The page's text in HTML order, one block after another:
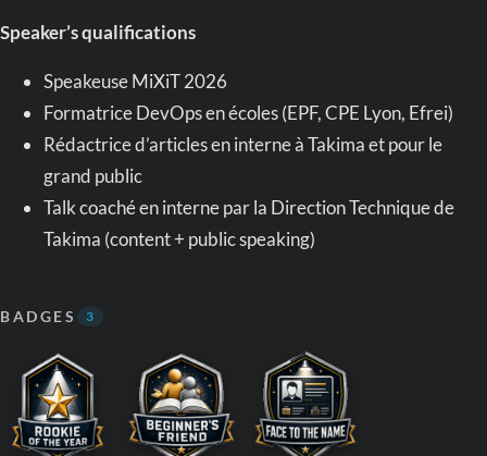
Speaker’s qualifications
Speakeuse MiXiT 2026
Formatrice DevOps en écoles (EPF, CPE Lyon, Efrei)
Rédactrice d’articles en interne à Takima et pour le
grand public
Talk coaché en interne par la Direction Technique de
Takima (content + public speaking)
BADGES 3